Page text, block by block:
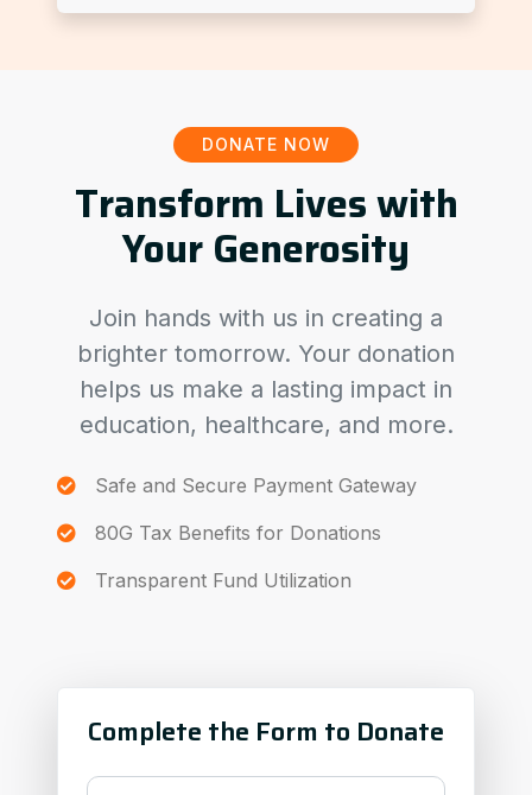
DONATE NOW
Transform Lives with
Your Generosity
Join hands with us in creating a
brighter tomorrow. Your donation
helps us make a lasting impact in
education, healthcare, and more.
Safe and Secure Payment Gateway
80G Tax Benefits for Donations
Transparent Fund Utilization
Complete the Form to Donate